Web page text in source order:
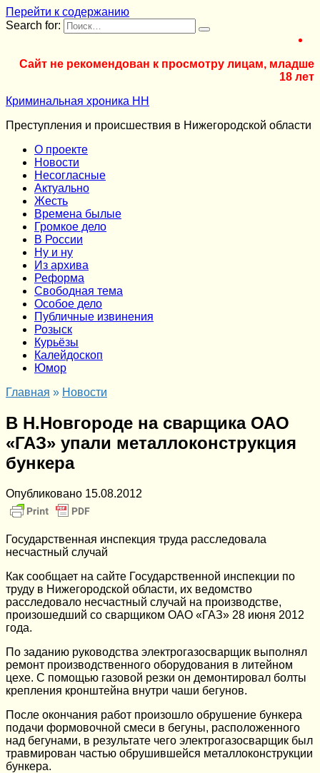
Перейти к содержанию
Search for:
Сайт не рекомендован к просмотру лицам, младше
18 лет
Криминальная хроника НН
Преступления и происшествия в Нижегородской области
О проекте
Новости
Несогласные
Актуально
Жесть
Времена былые
Громкое дело
В России
Ну и ну
Из архива
Реформа
Cвободная тема
Особое дело
Публичные извинения
Розыск
Курьёзы
Калейдоскоп
Юмор
Главная » Новости
В Н.Новгороде на сварщика ОАО
«ГАЗ» упали металлоконструкция
бункера
Опубликовано 15.08.2012
Государственная инспекция труда расследовала
несчастный случай
Как сообщает на сайте Государственной инспекции по
труду в Нижегородской области, их ведомство
расследовало несчастный случай на производстве,
произошедший со сварщиком ОАО «ГАЗ» 28 июня 2012
года.
По заданию руководства электрогазосварщик выполнял
ремонт производственного оборудования в литейном
цехе. С помощью газовой резки он демонтировал болты
крепления кронштейна внутри чаши бегунов.
После окончания работ произошло обрушение бункера
подачи формовочной смеси в бегуны, расположенного
над бегунами, в результате чего электрогазосварщик был
травмирован частью обрушившейся металлоконструкции
бункера.